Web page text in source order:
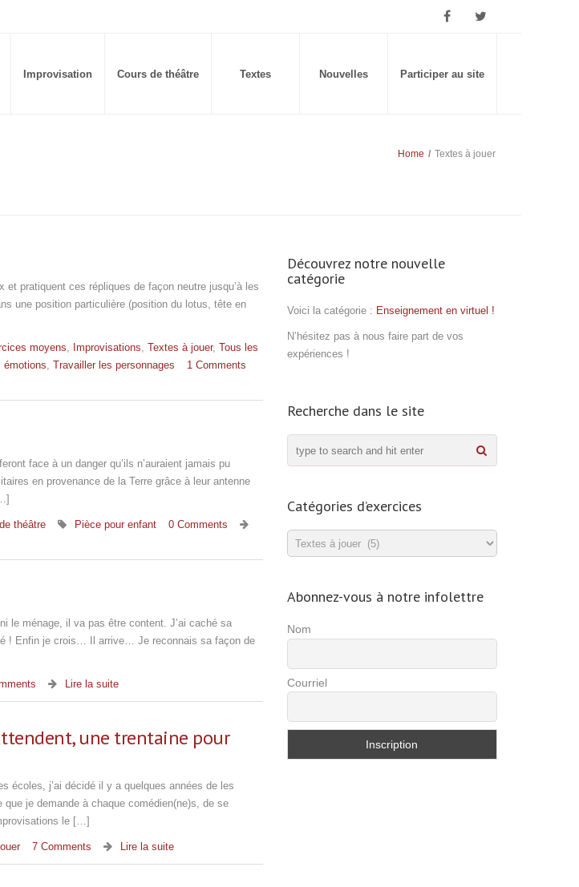
Improvisation Cours de théâtre Textes Nouvelles Participer au site
Home / Textes à jouer
pratiquent ces répliques de façon neutre jusqu’à les
une position particulière (position du lotus, tête en
moyens, Improvisations, Textes à jouer, Tous les
émotions, Travailler les personnages
1 Comments
face à un danger qu’ils n’auraient jamais pu
en provenance de la Terre grâce à leur antenne
théâtre Pièce pour enfant
0 Comments
le ménage, il va pas être content. J’ai caché sa
! Enfin je crois… Il arrive… Je reconnais sa façon de
Lire la suite
une trentaine pour
écoles, j’ai décidé il y a quelques années de les
je demande à chaque comédien(ne)s, de se
le […]
7 Comments Lire la suite
Découvrez notre nouvelle
catégorie
Voici la catégorie : Enseignement en virtuel !
N’hésitez pas à nous faire part de vos
expériences !
Recherche dans le site
Catégories d’exercices
Catégories
d’exercices
Abonnez-vous à notre infolettre
Nom
Courriel